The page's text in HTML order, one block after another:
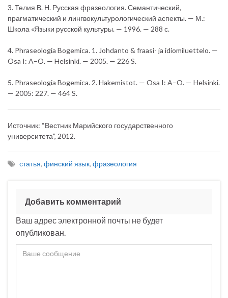
3. Телия В. Н. Русская фразеология. Семантический,
прагматический и лингвокультурологический аспекты. — М.:
Школа «Языки русской культуры. — 1996. — 288 с.
4. Phraseologia Bogemica. 1. Johdanto & fraasi- ja idiomiluettelo. —
Osa I: A–O. — Helsinki. — 2005. — 226 S.
5. Phraseologia Bogemica. 2. Hakemistot. — Osa I: A–O. — Helsinki.
— 2005: 227. — 464 S.
Источник: “Вестник Марийского государственного
университета”, 2012.
статья, финский язык, фразеология
Добавить комментарий
Ваш адрес электронной почты не будет
опубликован.